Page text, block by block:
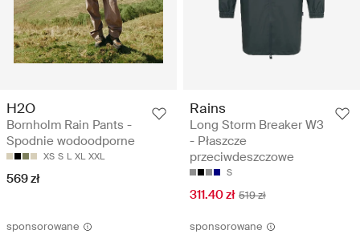
H2O
Bornholm Rain Pants -
Spodnie wodoodporne
XS S L XL XXL
569 zł
Rains
Long Storm Breaker W3
- Płaszcze
przeciwdeszczowe
S
311.40 zł 519 zł
sponsorowane sponsorowane